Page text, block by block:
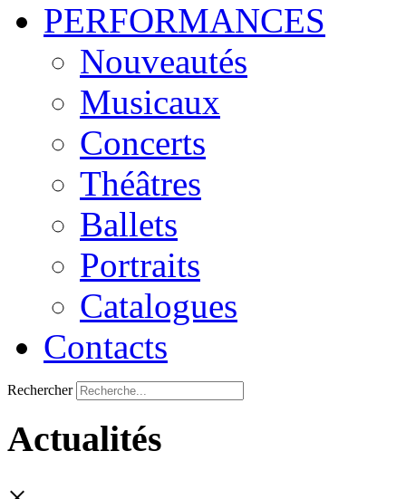
PERFORMANCES
Nouveautés
Musicaux
Concerts
Théâtres
Ballets
Portraits
Catalogues
Contacts
Rechercher
Actualités